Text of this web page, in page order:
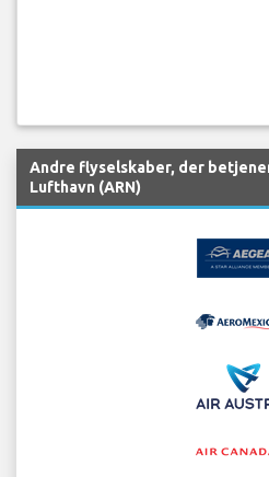
Andre flyselskaber, der
Lufthavn (ARN)